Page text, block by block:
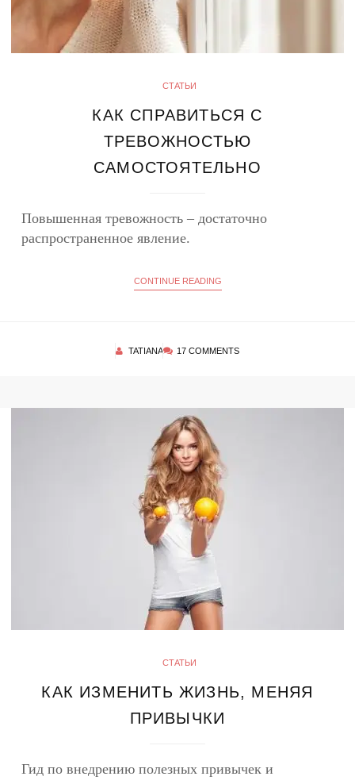
СТАТЬИ
КАК СПРАВИТЬСЯ С
ТРЕВОЖНОСТЬЮ
САМОСТОЯТЕЛЬНО
Повышенная тревожность – достаточно
распространенное явление.
CONTINUE READING
TATIANA 17 COMMENTS
СТАТЬИ
КАК ИЗМЕНИТЬ ЖИЗНЬ, МЕНЯЯ
ПРИВЫЧКИ
Гид по внедрению полезных привычек и